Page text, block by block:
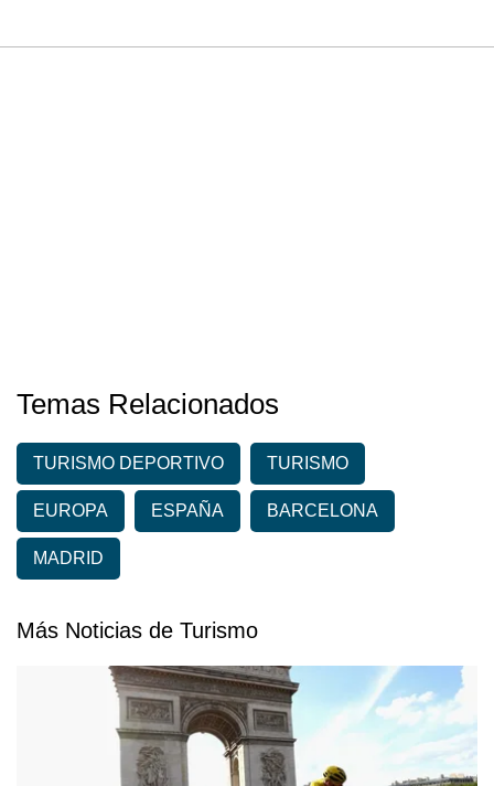
Temas Relacionados
TURISMO DEPORTIVO TURISMO
EUROPA ESPAÑA BARCELONA
MADRID
Más Noticias de Turismo